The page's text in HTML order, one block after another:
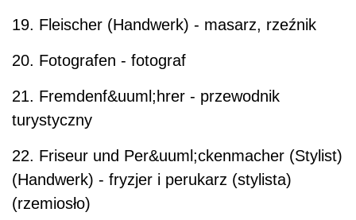
19. Fleischer (Handwerk) - masarz, rzeźnik
20. Fotografen - fotograf
21. Fremdenf&uuml;hrer - przewodnik
turystyczny
22. Friseur und Per&uuml;ckenmacher (Stylist)
(Handwerk) - fryzjer i perukarz (stylista)
(rzemiosło)